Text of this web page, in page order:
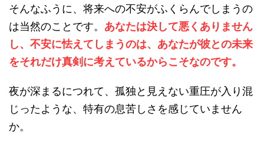
そんなふうに、将来への不安がふくらんでしまうの
は当然のことです。 あなたは決して悪くありません
し、不安に怯えてしまうのは、あなたが彼との未来
をそれだけ真剣に考えているからこそなのです。
夜が深まるにつれて、孤独と見えない重圧が入り混
じったような、特有の息苦しさを感じていません
か。